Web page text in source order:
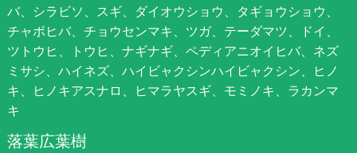
バ、シラビソ、スギ、ダイオウショウ、タギョウショウ、
チャボヒバ、チョウセンマキ、ツガ、テーダマツ、ドイ、
ツトウヒ、トウヒ、ナギナギ、ペディアニオイヒバ、ネズ
ミサシ、ハイネズ、ハイビャクシンハイビャクシン、ヒノ
キ、ヒノキアスナロ、ヒマラヤスギ、モミノキ、ラカンマ
キ
落葉広葉樹